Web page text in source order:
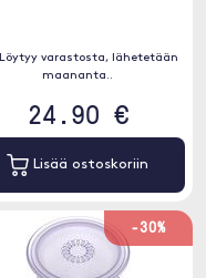
Löytyy varastosta, lähetetään
maananta..
24.90 €
Lisää ostoskoriin
-30%